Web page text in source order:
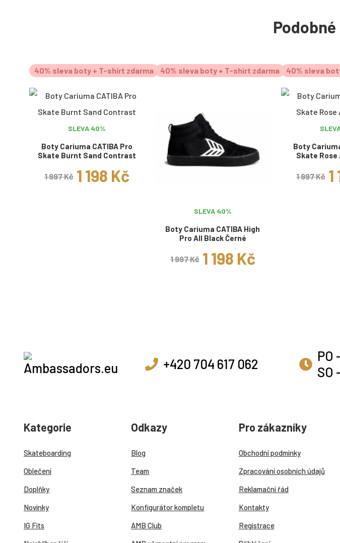
40% sleva boty + T-shirt zdarma
SLEVA 40%
Boty Cariuma CATIBA Pro
Skate Burnt Sand Contrast
1 997 Kč 1 198 Kč
40% sleva boty + T-shirt zdarma
SLEVA 40%
Boty Cariuma CATIBA High
Pro All Black Černé
1 997 Kč 1 198 Kč
40% sleva
Boty
Skate Rose
1 997 Kč 1
+420 704 617 062
PO
SO
Kategorie
Skateboarding
Oblečení
Doplňky
Novinky
IG Fits
Odkazy
Blog
Team
Seznam značek
Konfigurátor kompletu
AMB Club
Pro zákazníky
Obchodní podmínky
Zpracování osobních údajů
Reklamační řád
Kontakty
Registrace